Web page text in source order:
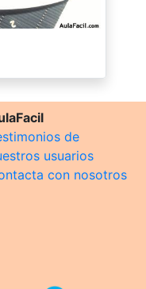
de
usuarios
con nosotros